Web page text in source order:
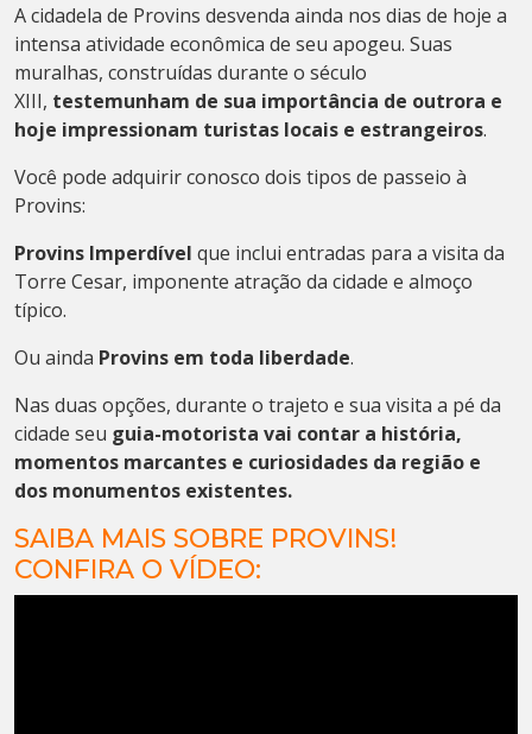
A cidadela de Provins desvenda ainda nos dias de hoje a
intensa atividade econômica de seu apogeu. Suas
muralhas, construídas durante o século
XIII, testemunham de sua importância de outrora e
hoje impressionam turistas locais e estrangeiros.
Você pode adquirir conosco dois tipos de passeio à
Provins:
Provins Imperdível que inclui entradas para a visita da
Torre Cesar, imponente atração da cidade e almoço
típico.
Ou ainda Provins em toda liberdade.
Nas duas opções, durante o trajeto e sua visita a pé da
cidade seu guia-motorista vai contar a história,
momentos marcantes e curiosidades da região e
dos monumentos existentes.
SAIBA MAIS SOBRE PROVINS!
CONFIRA O VÍDEO: